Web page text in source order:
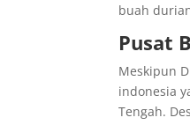
buah
Pusat
Meskipun
indonesia
Tengah.